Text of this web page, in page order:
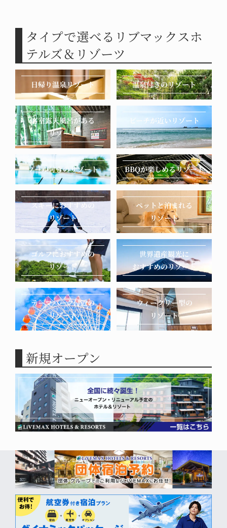
リブマックスリゾ
ートウポポイ白老
温泉
公式サイト
宿泊プラン
リブマックスリゾ
ート函館 グリー
ンピア大沼
公式サイト
宿泊プラン
リブマックスリゾ
ート知床シーフロ
ント
公式サイト
宿泊プラン
リブマックスリゾ
ート函館 鹿部温
泉
公式サイト
宿泊プラン
リブマックスリゾ
ート八幡平フォレ
スト
公式サイト
リブマックスリゾ
ート箱根仙石原
公式サイト
宿泊プラン
リブマックスリゾ
ート箱根芦ノ湖
公式サイト
宿泊プラン
リブマックスリゾ
ート鬼怒川
公式サイト
宿泊プラン
リブマックスリゾ
ート川治
公式サイト
宿泊プラン
スパリゾートリブ
マックス
公式サイト
宿泊プラン
リブマックスリゾ
ート那須高原
公式サイト
宿泊プラン
リブマックスリゾ
ート川俣温泉
公式サイト
宿泊プラン
リブマックスリゾ
ート川俣温泉
ANNEX
宿泊プラン
リブマックスリゾ
ート草津温泉
リブマックスリゾ
ート越後湯沢
公式サイト
宿泊プラン
リブマックスリゾ
ート越後湯沢
ANNEX
公式サイト
宿泊プラン
リブマックスリゾ
ート加賀山代
公式サイト
宿泊プラン
リブマックスリゾ
ート八ヶ岳高原
公式サイト
宿泊プラン
リブマックスリゾ
ート石和温泉
公式サイト
宿泊プラン
リブマックスリゾ
ート飛騨高山～臥
龍の郷～
公式サイト
宿泊プラン
リブマックスリゾ
ート熱海Ocean
公式サイト
宿泊プラン
リブマックスリゾ
ート熱海シーフロ
ント
公式サイト
宿泊プラン
リブマックスリゾ
ート熱海フォレス
ト
公式サイト
宿泊プラン
リブマックスリゾ
ート伊豆高原
ANNEX
公式サイト
リブマックスリゾ
ート伊豆高原テラ
ス＆スパ
公式サイト
リブマックスリゾ
ート城ヶ崎海岸
公式サイト
宿泊プラン
リブマックスリゾ
ート伊豆大川
公式サイト
宿泊プラン
リブマックスリゾ
ート伊東川奈
公式サイト
宿泊プラン
リブマックスリゾ
ート天城湯ヶ島
公式サイト
宿泊プラン
リブマックスリゾ
ート瀬戸内シーフ
ロント
公式サイト
宿泊プラン
リブマックスリゾ
ート夕日ヶ浦木津
温泉
公式サイト
宿泊プラン
リブマックスリゾ
ート京丹後シーフ
ロント
公式サイト
宿泊プラン
リブマックスリゾ
ート印南シーフロ
ント
公式サイト
宿泊プラン
リブマックス瀬戸
大橋ビーチリゾー
ト
公式サイト
宿泊プラン
リブマックスリゾ
ート安芸 宮浜温
泉
公式サイト
宿泊プラン
リブマックスリゾ
ート宮浜温泉
Ocean
公式サイト
宿泊プラン
リブマックスリゾ
ート安芸宮島
公式サイト
宿泊プラン
リブマックスリゾ
ート三原温泉シー
フロント
公式サイト
リブマックスリゾ
ート奥道後
公式サイト
リブマックスリゾ
ート讃岐塩江温泉
宿泊プラン
リブマックスリゾ
ート観音寺
公式サイト
宿泊プラン
リブマックスリゾ
ート桜島シーフロ
ント
公式サイト
宿泊プラン
リブマックス アム
ス・カンナリゾー
トヴィラ
公式サイト
宿泊プラン
タイプで選べるリブマックスホ
テルズ＆リゾーツ
日帰り温泉リゾート 温泉付きのリゾート
客室露天風呂がある
リゾート
ビーチが近い リゾート
プール付きのリゾート BBQが楽しめるリゾート
スキーにおすすめの
リゾート
ペットと泊まれる
リゾート
ゴルフにおすすめの
リゾート
世界遺産観光に
おすすめのリゾート
テーマパーク付近の
リゾート
ウィークリー型の
リゾート
新規オープン